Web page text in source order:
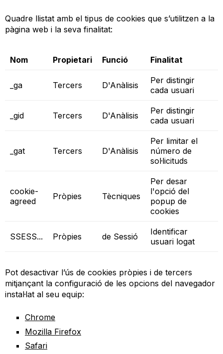
Quadre llistat amb el tipus de cookies que s’utilitzen a la
pàgina web i la seva finalitat:
Nom Propietari Funció Finalitat
_ga Tercers D'Anàlisis
Per distingir
cada usuari
_gid Tercers D'Anàlisis
Per distingir
cada usuari
_gat Tercers D'Anàlisis
Per limitar el
número de
sol·licituds
cookie-
agreed
Pròpies Tècniques
Per desar
l'opció del
popup de
cookies
SSESS... Pròpies de Sessió
Identificar
usuari logat
Pot desactivar l’ús de cookies pròpies i de tercers
mitjançant la configuració de les opcions del navegador
instal·lat al seu equip:
Chrome
Mozilla Firefox
Safari